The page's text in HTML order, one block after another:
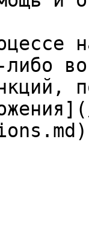
либо